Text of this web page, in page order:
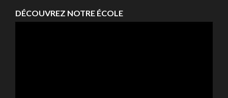
DÉCOUVREZ NOTRE ÉCOLE